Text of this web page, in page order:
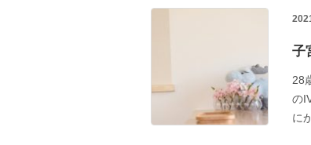
子
28
の
に